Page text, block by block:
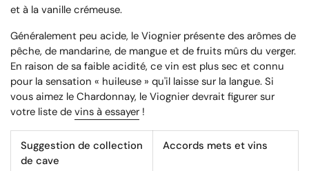
et à la vanille crémeuse.
Généralement peu acide, le Viognier présente des arômes de
pêche, de mandarine, de mangue et de fruits mûrs du verger.
En raison de sa faible acidité, ce vin est plus sec et connu
pour la sensation « huileuse » qu'il laisse sur la langue. Si
vous aimez le Chardonnay, le Viognier devrait figurer sur
votre liste de vins à essayer !
Suggestion de collection
de cave
Accords mets et vins